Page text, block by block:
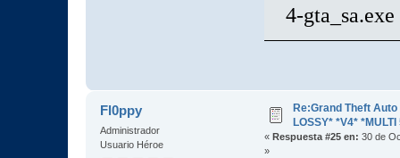
4-
Fl0ppy
Administrador
Usuario Héroe
Re:Grand Theft
LOSSY* *V4*
« Respuesta #25 en: 30 de
»